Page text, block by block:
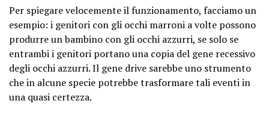
Per spiegare velocemente il funzionamento, facciamo un
esempio: i genitori con gli occhi marroni a volte possono
produrre un bambino con gli occhi azzurri, se solo se
entrambi i genitori portano una copia del gene recessivo
degli occhi azzurri. Il gene drive sarebbe uno strumento
che in alcune specie potrebbe trasformare tali eventi in
una quasi certezza.